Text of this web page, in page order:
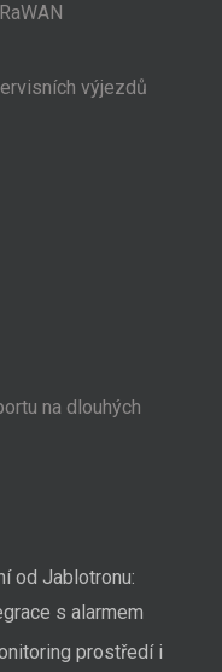
výjezdů
na dlouhých
od Jablotronu:
s alarmem
prostředí i